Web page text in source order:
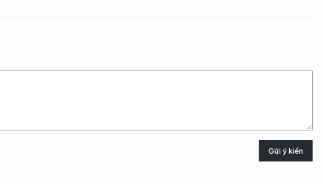
Gửi ý kiến